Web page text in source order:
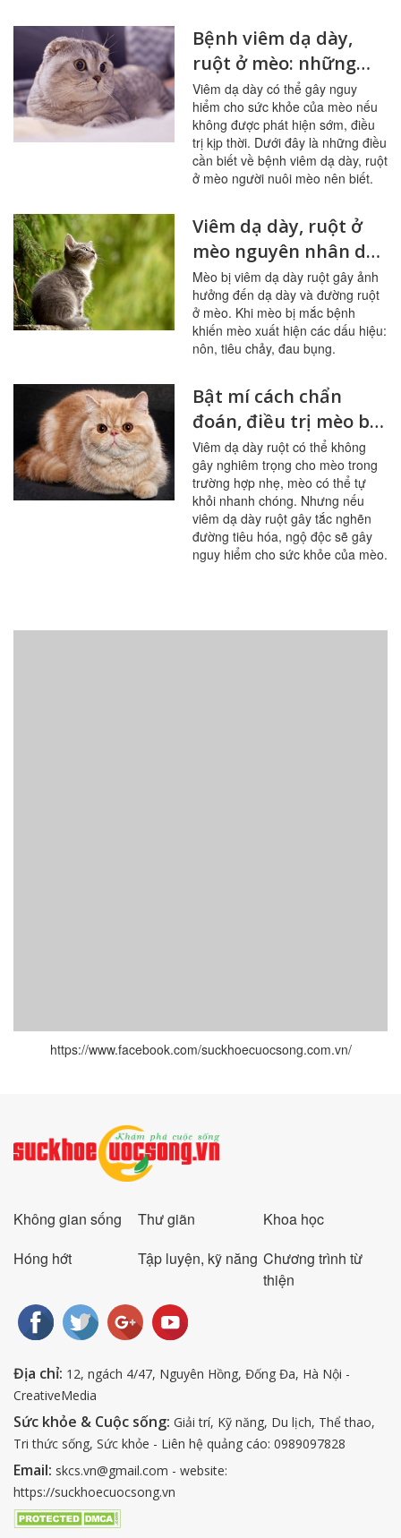
Bệnh viêm dạ dày,
ruột ở mèo: những
điều cần biết
Viêm dạ dày có thể gây nguy
hiểm cho sức khỏe của mèo nếu
không được phát hiện sớm, điều
trị kịp thời. Dưới đây là những điều
cần biết về bệnh viêm dạ dày, ruột
ở mèo người nuôi mèo nên biết.
Viêm dạ dày, ruột ở
mèo nguyên nhân do
đâu?
Mèo bị viêm dạ dày ruột gây ảnh
hưởng đến dạ dày và đường ruột
ở mèo. Khi mèo bị mắc bệnh
khiến mèo xuất hiện các dấu hiệu:
nôn, tiêu chảy, đau bụng.
Bật mí cách chẩn
đoán, điều trị mèo bị
viêm dạ dày ruột
Viêm dạ dày ruột có thể không
gây nghiêm trọng cho mèo trong
trường hợp nhẹ, mèo có thể tự
khỏi nhanh chóng. Nhưng nếu
viêm dạ dày ruột gây tắc nghẽn
đường tiêu hóa, ngộ độc sẽ gây
nguy hiểm cho sức khỏe của mèo.
https://www.facebook.com/suckhoecuocsong.com.vn/
Không gian sống Thư giãn
Khoa học
Hóng hớt
Tập luyện, kỹ năng Chương trình từ
thiện
Địa chỉ: 12, ngách 4/47, Nguyên Hồng, Đống Đa, Hà Nội -
CreativeMedia
Sức khỏe & Cuộc sống: Giải trí, Kỹ năng, Du lịch, Thể thao,
Tri thức sống, Sức khỏe - Liên hệ quảng cáo: 0989097828
Email: skcs.vn@gmail.com - website:
https://suckhoecuocsong.vn